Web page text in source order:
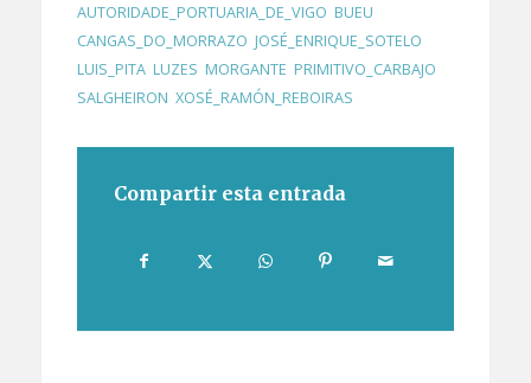
AUTORIDADE_PORTUARIA_DE_VIGO BUEU
CANGAS_DO_MORRAZO JOSÉ_ENRIQUE_SOTELO
LUIS_PITA, LUZES MORGANTE PRIMITIVO_CARBAJO
SALGHEIRON XOSÉ_RAMÓN_REBOIRAS
Compartir esta entrada